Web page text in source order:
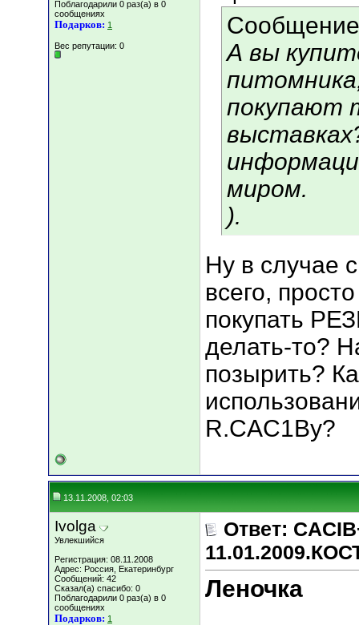
Поблагодарили 0 раз(а) в 0
сообщениях
Подарков: 1
Вес репутации: 0
А вы
покупают
миром.
).
Ну в случае
всего,
покупать
делать-то?
позырить?
R.CAC1Ву?
13.11.2008, 02:03
Ivolga
Увлекшийся
Регистрация: 08.11.2008
Адрес: Россия, Екатеринбург
Сообщений: 42
Сказал(а) спасибо: 0
Поблагодарили 0 раз(а) в 0
сообщениях
Подарков: 1
Ответ:
Леночка